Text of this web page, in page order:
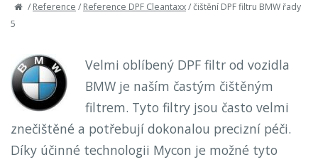
/Reference /Reference DPF Cleantaxx/čištění DPF filtru BMW řady
5
Velmi oblíbený DPF filtr od vozidla
BMW je naším častým čištěným
filtrem. Tyto filtry jsou často velmi
znečištěné a potřebují dokonalou precizní péči.
Díky účinné technologii Mycon je možné tyto